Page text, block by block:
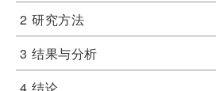
2 研究方法
3 结果与分析
4 结论